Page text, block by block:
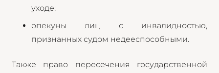
уходе;
опекуны лиц с инвалидностью,
признанных судом недееспособными.
Также право пересечения государственной